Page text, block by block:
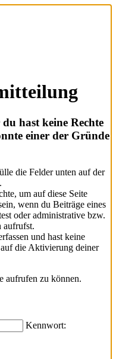
hast keine Rechte
einer der Gründe
die Felder unten auf der
um auf diese Seite
wenn du Beiträge eines
oder administrative bzw.
aufrufst.
und hast keine
die Aktivierung deiner
aufrufen zu können.
Kennwort: